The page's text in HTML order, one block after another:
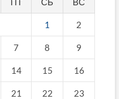
1 2
7 8 9
14 15 16
21 22 23